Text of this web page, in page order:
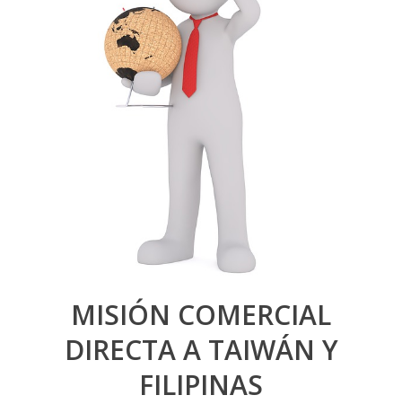
MISIÓN COMERCIAL
DIRECTA A TAIWÁN Y
FILIPINAS